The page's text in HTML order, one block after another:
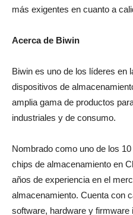
más exigentes en cuanto a
Acerca de Biwin
Biwin es uno de los líderes en
dispositivos de
amplia gama de productos
industriales y de consumo.
Nombrado como uno de los
chips de almacenamiento en
años de experiencia en el
almacenamiento. Cuenta con
software, hardware y firmware